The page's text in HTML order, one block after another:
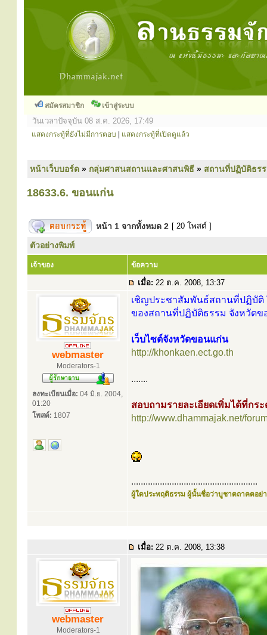
สมัครสมาชิก เข้าสู่ระบบ
วันเวลาปัจจุบัน 08 ส.ค. 2026, 17:49
แสดงกระทู้ที่ยังไม่มีการตอบ แสดงกระทู้ที่เปิดดูแล้ว
หน้าเว็บบอร์ด » กลุ่มศาสนสถานและศาสนพิธี » สถานที่ปฏิบัติธร
18633.6. ขอนแก่น
หน้า 1 จากทั้งหมด 2 [ 20 โพสต์ ]
ตัวอย่างพิมพ์
เจ้าของ ข้อความ
เมื่อ: 22 ต.ค. 2008, 13:37
webmaster
Moderators-1
ลงทะเบียนเมื่อ: 04 มิ.ย. 2004,
01:20
โพสต์: 1807
เชิญประชาสัมพันธ์สถานที่ปฏิบัติ
ของสถานที่ปฏิบัติธรรม จังหวัดข
เว็บไซต์จังหวัดขอนแก่น
http://khonkaen.ect.go.th
.......
สอบถามรายละเอียดเพิ่มได้ที่กร
http://www.dhammajak.net/
.....................................................
ผู้ใดประพฤติธรรม ผู้นั้นชื่อว่าบูชาตถาคตอย่า
เมื่อ: 22 ต.ค. 2008, 13:38
webmaster
Moderators-1